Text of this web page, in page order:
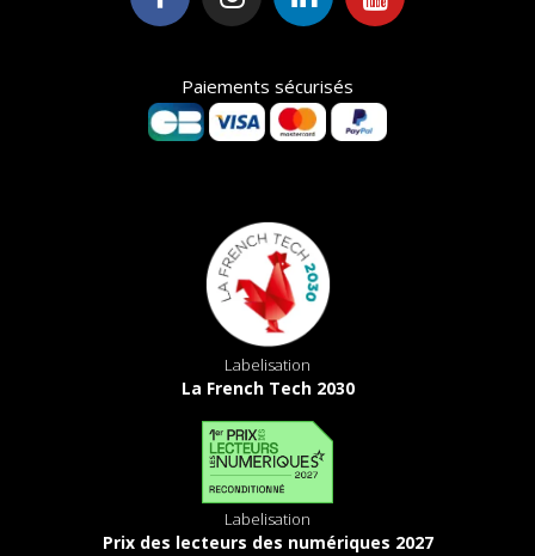
Paiements sécurisés
Labelisation
La French Tech 2030
Labelisation
Prix des lecteurs des numériques 2027